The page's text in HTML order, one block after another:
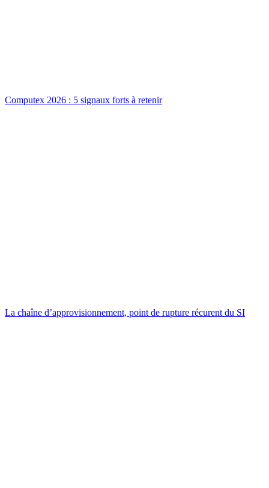
Computex 2026 : 5 signaux forts à retenir
La chaîne d’approvisionnement, point de rupture récurent du SI